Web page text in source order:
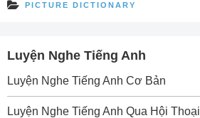
PICTURE DICTIONARY
Luyện Nghe Tiếng Anh
Luyện Nghe Tiếng Anh Cơ Bản
Luyện Nghe Tiếng Anh Qua Hội Thoại